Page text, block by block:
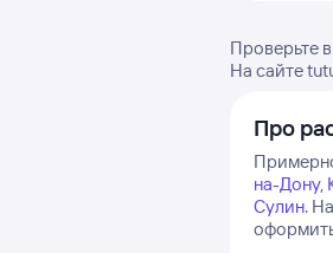
Проверьте
На сайте
Про
на-Дону,
Сулин.